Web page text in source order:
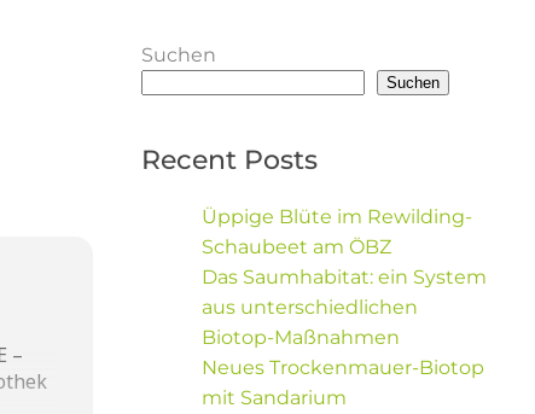
–
Suchen
Suchen
Recent Posts
Üppige Blüte im Rewilding-
Schaubeet am ÖBZ
Das Saumhabitat: ein System
aus unterschiedlichen
Biotop-Maßnahmen
Neues Trockenmauer-Biotop
mit Sandarium